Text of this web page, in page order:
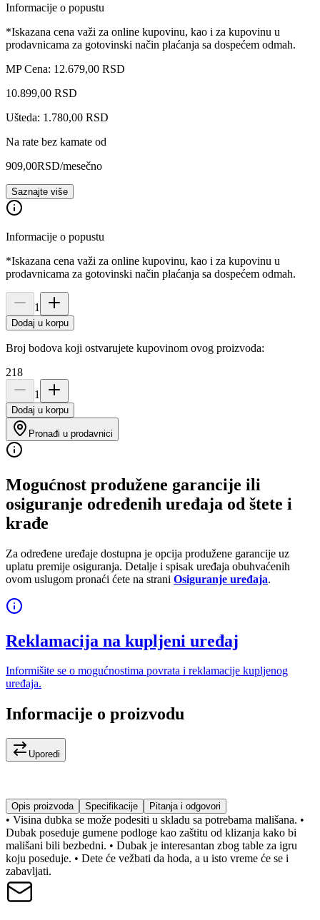
Informacije o popustu
*Iskazana cena važi za online kupovinu, kao i za kupovinu u
prodavnicama za gotovinski način plaćanja sa dospećem odmah.
MP Cena: 12.679,00 RSD
10.899,00 RSD
Ušteda: 1.780,00 RSD
Na rate bez kamate od
909,00RSD/mesečno
Saznajte više
Informacije o popustu
*Iskazana cena važi za online kupovinu, kao i za kupovinu u
prodavnicama za gotovinski način plaćanja sa dospećem odmah.
1
Dodaj u korpu
Broj bodova koji ostvarujete kupovinom ovog proizvoda:
218
1
Dodaj u korpu
Pronađi u prodavnici
Mogućnost produžene garancije ili
osiguranje određenih uređaja od štete i
krađe
Za određene uređaje dostupna je opcija produžene garancije uz
uplatu premije osiguranja. Detalje i spisak uređaja obuhvaćenih
ovom uslugom pronaći ćete na strani Osiguranje uređaja.
Reklamacija na kupljeni uređaj
Informišite se o mogućnostima povrata i reklamacije kupljenog
uređaja.
Informacije o proizvodu
Uporedi
Opis proizvoda Specifikacije Pitanja i odgovori
• Visina dubka se može podesiti u skladu sa potrebama mališana. •
Dubak poseduje gumene podloge kao zaštitu od klizanja kako bi
mališani bili bezbedni. • Dubak je interesantan zbog table za igru
koju poseduje. • Dete će vežbati da hoda, a u isto vreme će se i
zabavljati.